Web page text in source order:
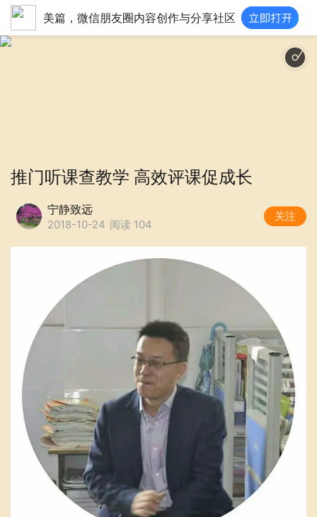
美篇，微信朋友圈内容创作与分享社区
推门听课查教学 高效评课促成长
宁静致远
2018-10-24 阅读 104
关注